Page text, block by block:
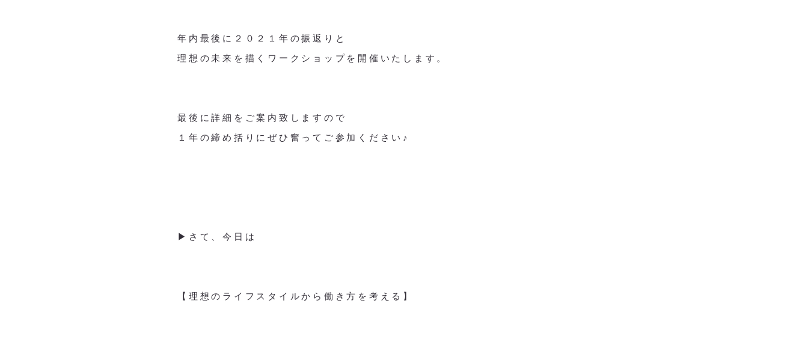
年内最後に２０２１年の振返りと
理想の未来を描くワークショップを開催いたします。
最後に詳細をご案内致しますので
１年の締め括りにぜひ奮ってご参加ください♪
▶︎さて、今日は
【理想のライフスタイルから働き方を考える】